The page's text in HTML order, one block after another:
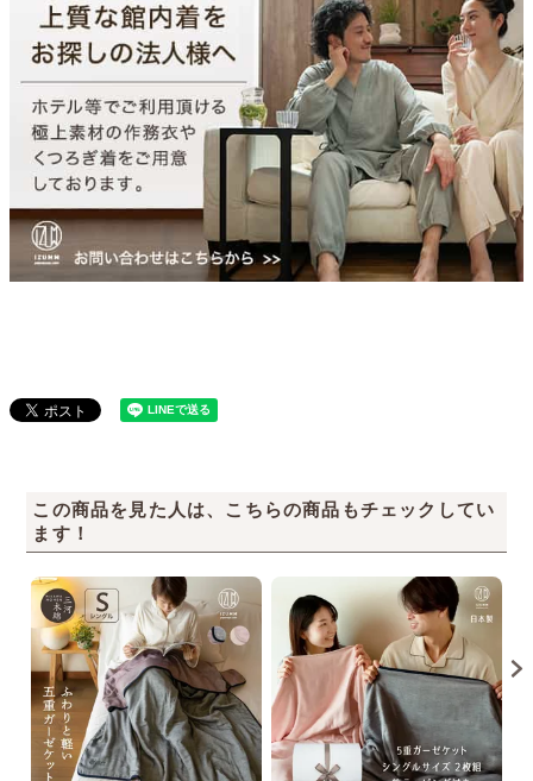
この商品を見た人は、こちらの商品もチェックしてい
ます！